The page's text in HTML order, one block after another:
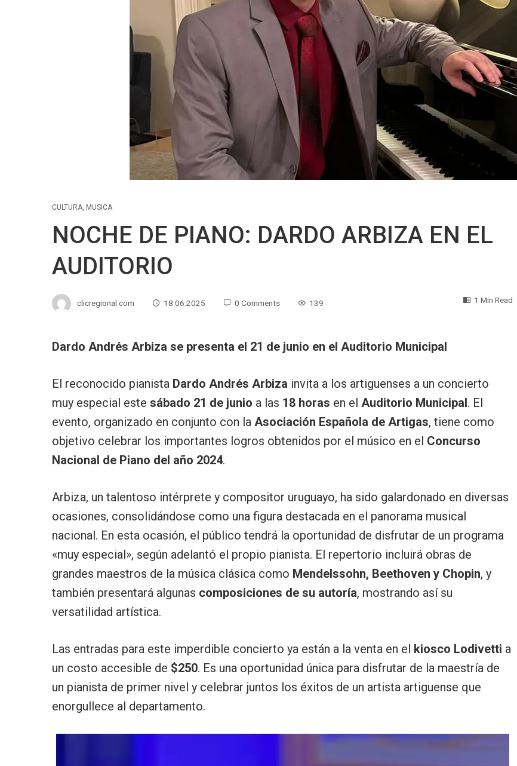
CULTURA, MUSICA
NOCHE DE PIANO: DARDO ARBIZA EN EL
AUDITORIO
clicregional.com 18.06.2025 0 Comments 139 1 Min Read
Dardo Andrés Arbiza se presenta el 21 de junio en el Auditorio Municipal
El reconocido pianista Dardo Andrés Arbiza invita a los artiguenses a un concierto
muy especial este sábado 21 de junio a las 18 horas en el Auditorio Municipal. El
evento, organizado en conjunto con la Asociación Española de Artigas, tiene como
objetivo celebrar los importantes logros obtenidos por el músico en el Concurso
Nacional de Piano del año 2024.
Arbiza, un talentoso intérprete y compositor uruguayo, ha sido galardonado en diversas
ocasiones, consolidándose como una figura destacada en el panorama musical
nacional. En esta ocasión, el público tendrá la oportunidad de disfrutar de un programa
«muy especial», según adelantó el propio pianista. El repertorio incluirá obras de
grandes maestros de la música clásica como Mendelssohn, Beethoven y Chopin, y
también presentará algunas composiciones de su autoría, mostrando así su
versatilidad artística.
Las entradas para este imperdible concierto ya están a la venta en el kiosco Lodivetti a
un costo accesible de $250. Es una oportunidad única para disfrutar de la maestría de
un pianista de primer nivel y celebrar juntos los éxitos de un artista artiguense que
enorgullece al departamento.